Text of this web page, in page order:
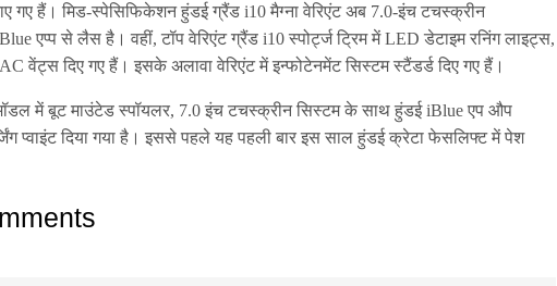
गए हैं। मिड-स्पेसिफिकेशन हुंडई ग्रैंड i10 मैग्ना वेरिएंट अब 7.0-इंच टचस्क्रीन
एप्प से लैस है। वहीं, टॉप वेरिएंट ग्रैंड i10 स्पोर्ट्ज ट्रिम में LED डेटाइम रनिंग लाइट्स,
वेंट्स दिए गए हैं। इसके अलावा वेरिएंट में इन्फोटेनमेंट सिस्टम स्टैंडर्ड दिए गए हैं।
में बूट माउंटेड स्पॉयलर, 7.0 इंच टचस्क्रीन सिस्टम के साथ हुंडई iBlue एप औप
प्वाइंट दिया गया है। इससे पहले यह पहली बार इस साल हुंडई क्रेटा फेसलिफ्ट में पेश